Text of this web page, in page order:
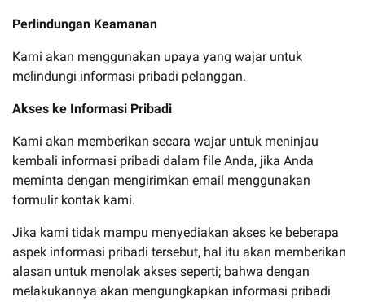
Perlindungan Keamanan
Kami akan menggunakan upaya yang wajar untuk
melindungi informasi pribadi pelanggan.
Akses ke Informasi Pribadi
Kami akan memberikan secara wajar untuk meninjau
kembali informasi pribadi dalam file Anda, jika Anda
meminta dengan mengirimkan email menggunakan
formulir kontak kami.
Jika kami tidak mampu menyediakan akses ke beberapa
aspek informasi pribadi tersebut, hal itu akan memberikan
alasan untuk menolak akses seperti; bahwa dengan
melakukannya akan mengungkapkan informasi pribadi